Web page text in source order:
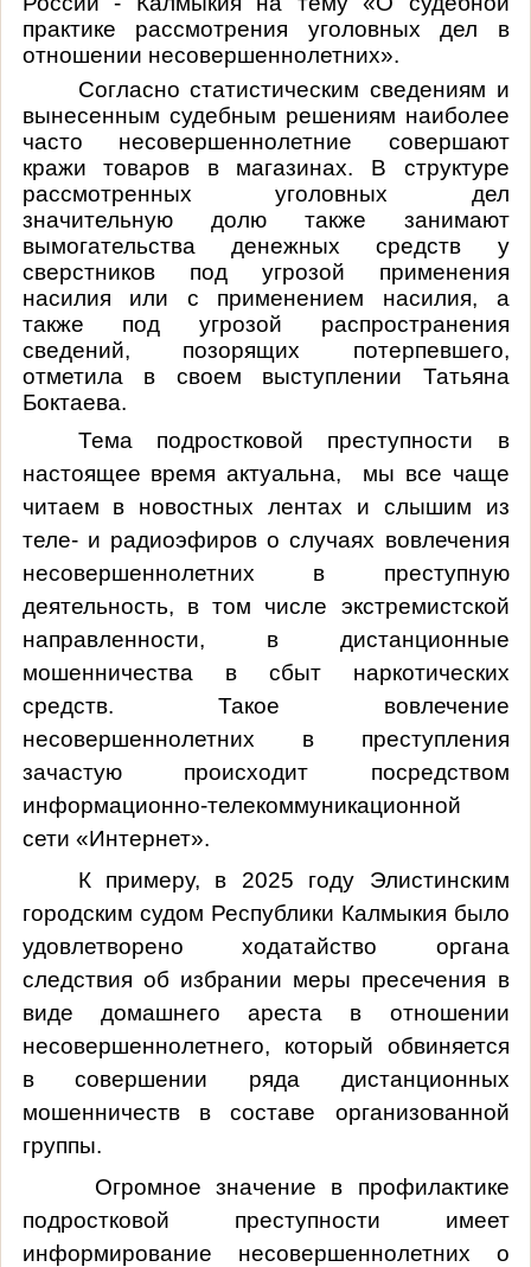
практике рассмотрения уголовных дел в
отношении несовершеннолетних».
Согласно статистическим сведениям и
вынесенным судебным решениям наиболее
часто несовершеннолетние совершают
кражи товаров в магазинах. В структуре
рассмотренных уголовных дел
значительную долю также занимают
вымогательства денежных средств у
сверстников под угрозой применения
насилия или с применением насилия, а
также под угрозой распространения
сведений, позорящих потерпевшего,
отметила в своем выступлении Татьяна
Боктаева.
Тема подростковой преступности в
настоящее время актуальна, мы все чаще
читаем в новостных лентах и слышим из
теле- и радиоэфиров о случаях вовлечения
несовершеннолетних в преступную
деятельность, в том числе экстремистской
направленности, в дистанционные
мошенничества в сбыт наркотических
средств. Такое вовлечение
несовершеннолетних в преступления
зачастую происходит посредством
информационно-телекоммуникационной
сети «Интернет».
К примеру, в 2025 году Элистинским
городским судом Республики Калмыкия было
удовлетворено ходатайство органа
следствия об избрании меры пресечения в
виде домашнего ареста в отношении
несовершеннолетнего, который обвиняется
в совершении ряда дистанционных
мошенничеств в составе организованной
группы.
Огромное значение в профилактике
подростковой преступности имеет
информирование несовершеннолетних о